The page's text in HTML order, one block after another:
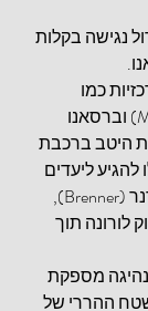
נגישה בקלות
כמו
) וברסאנו
היטב ברכבת
להגיע ליעדים
(
Brenner
),
לורונה תוך
נהיגה מספקת
ההררי של